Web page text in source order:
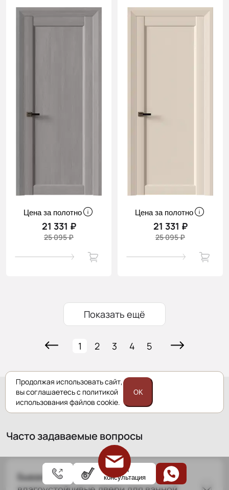
Цена за полотно
21 331 ₽
25 095 ₽
Цена за полотно
21 331 ₽
25 095 ₽
Показать ещё
1 2 3 4 5
Часто задаваемые вопросы
Бывают ли специальные
Замер и
консультация
Продолжая использовать сайт,
вы соглашаетесь с политикой
использования файлов cookie.
OK